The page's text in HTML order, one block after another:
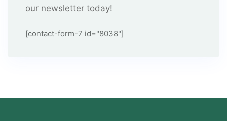
our newsletter today!
[contact-form-7 id="8038"]